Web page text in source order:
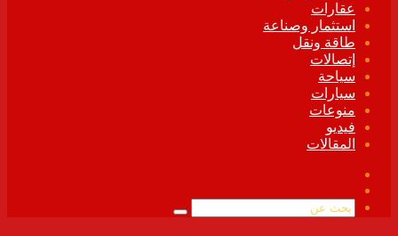
عقارات
استثمار وصناعة
طاقة ونقل
إتصالات
سياحة
سيارات
منوعات
فيديو
المقالات
الموقع
بحث